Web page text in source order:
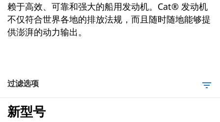
赖于高效、可靠和强大的船用发动机。Cat® 发动机
不仅符合世界各地的排放法规，而且随时随地能够提
供澎湃的动力输出。
过滤选项 filter_list
新型号